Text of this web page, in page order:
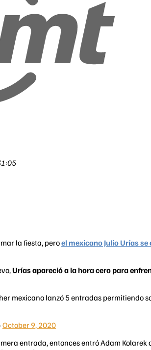
la fiesta, peroel mexicano Julio Urías
Urías apareció a la hora cero para
mexicano lanzó 5 entradas permitiendo
October 9, 2020
entrada, entonces entró Adam